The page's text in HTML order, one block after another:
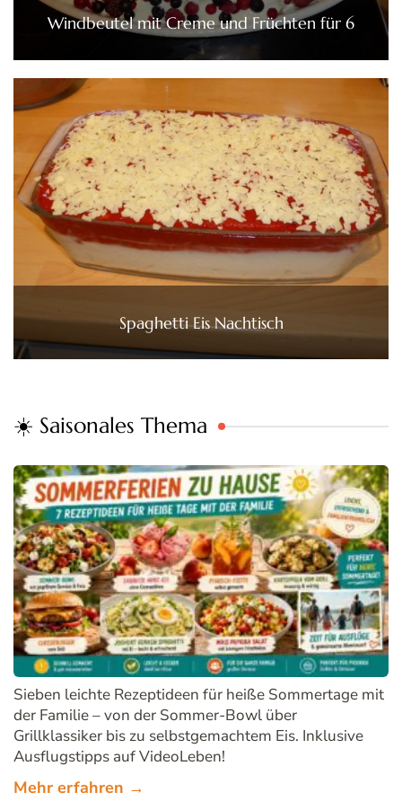
Windbeutel mit Creme und Früchten für 6
Spaghetti Eis Nachtisch
☀️ Saisonales Thema
Sieben leichte Rezeptideen für heiße Sommertage mit
der Familie – von der Sommer-Bowl über
Grillklassiker bis zu selbstgemachtem Eis. Inklusive
Ausflugstipps auf VideoLeben!
Mehr erfahren →